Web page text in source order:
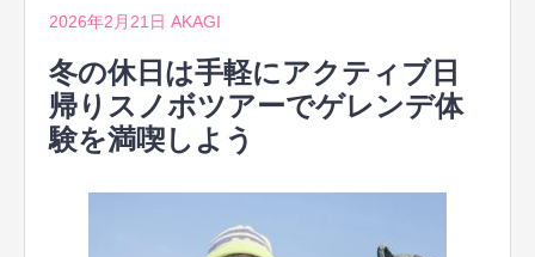
2026年2月21日 AKAGI
冬の休日は手軽にアクティブ日
帰りスノボツアーでゲレンデ体
験を満喫しよう